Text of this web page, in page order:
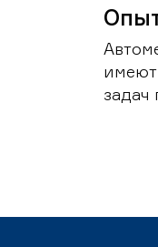
имеют
задач